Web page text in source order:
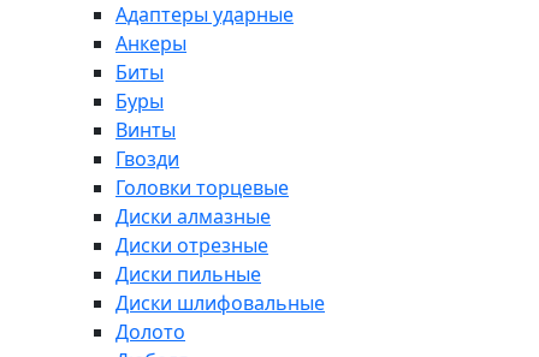
Адаптеры ударные
Анкеры
Биты
Буры
Винты
Гвозди
Головки торцевые
Диски алмазные
Диски отрезные
Диски пильные
Диски шлифовальные
Долото